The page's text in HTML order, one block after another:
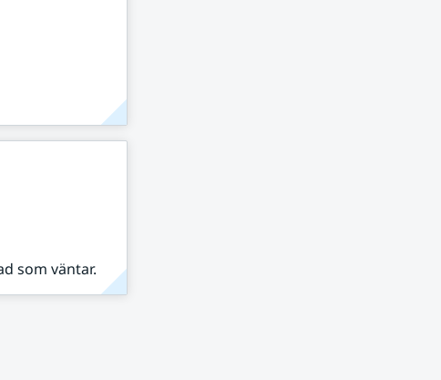
som väntar.